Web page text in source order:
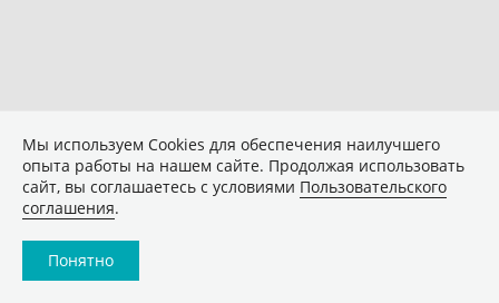
Мы используем Сookies для обеспечения наилучшего
опыта работы на нашем сайте. Продолжая использовать
сайт, вы соглашаетесь с условиями Пользовательского
соглашения.
Понятно